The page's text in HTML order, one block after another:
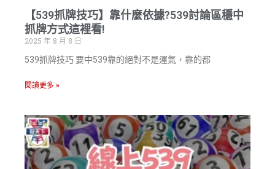
【539抓牌技巧】靠什麼依據?539討論區穩中
抓牌方式這裡看!
2025 年 8 月 8 日
539抓牌技巧 要中539靠的絕對不是運氣，靠的都
閱讀更多 »